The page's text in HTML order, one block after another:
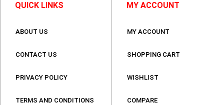
QUICK LINKS
ABOUT US
CONTACT US
PRIVACY POLICY
TERMS AND CONDITIONS
MY ACCOUNT
MY ACCOUNT
SHOPPING CART
WISHLIST
COMPARE